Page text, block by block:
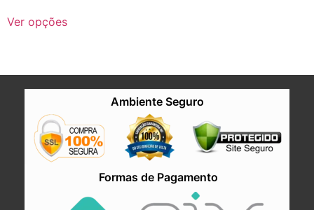
Ver opções
Ambiente Seguro
Formas de Pagamento